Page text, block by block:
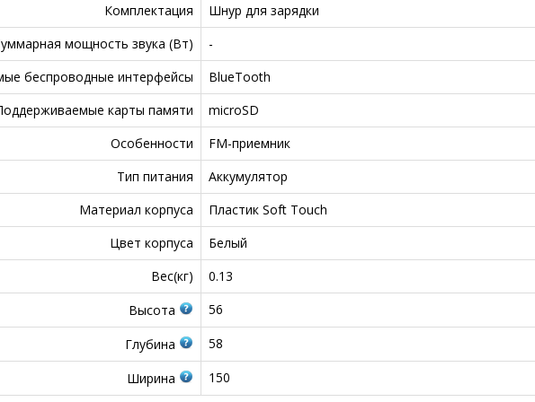
Комплектация
Шнур для зарядки
мощность звука (Вт)
-
беспроводные интерфейсы
BlueTooth
карты памяти
microSD
Особенности
FM-приемник
Тип питания
Аккумулятор
Материал корпуса
Пластик Soft Touch
Цвет корпуса
Белый
Вес(кг)
0.13
Высота
56
Глубина 58
Ширина 150